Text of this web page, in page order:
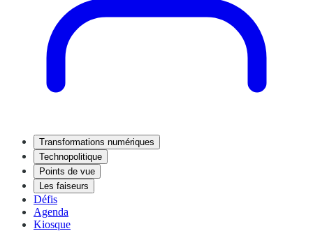
Transformations numériques
Technopolitique
Points de vue
Les faiseurs
Défis
Agenda
Kiosque